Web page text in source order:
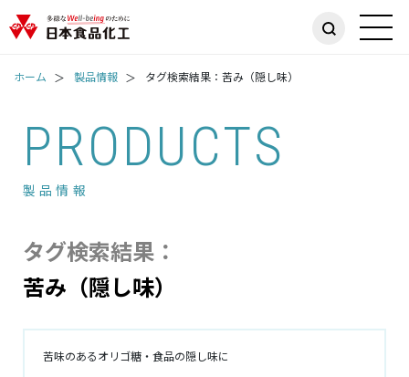
ホーム 製品情報 タグ検索結果：苦み（隠し味）
PRODUCTS
製品情報
タグ検索結果：
苦み（隠し味）
苦味のあるオリゴ糖・食品の隠し味に